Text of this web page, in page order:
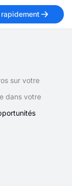
sur votre
dans votre